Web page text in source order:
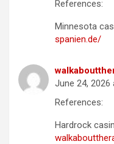
References:
Minnesota
spanien.de/
June 24, 2026
References:
Hardrock